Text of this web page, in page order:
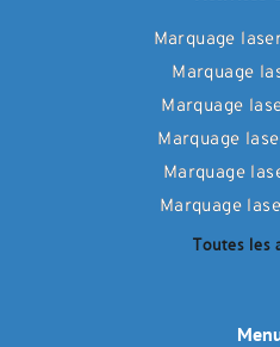
Marquage
Marquage
Marquage
Marquage
Marquage
Marquage
Toutes les